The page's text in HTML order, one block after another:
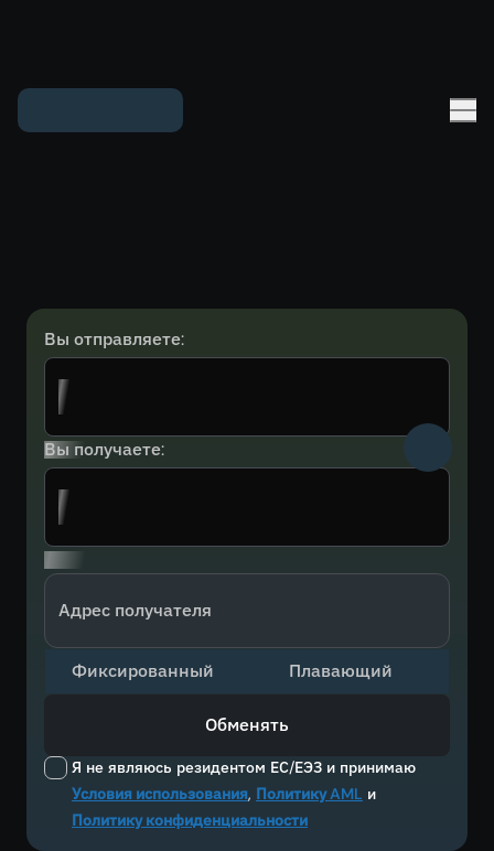
Вы отправляете:
Вы получаете:
Адрес получателя
Я не являюсь резидентом ЕС/ЕЭЗ и принимаю
Условия использования, Политику AML и
Политику конфиденциальности
Фиксированный Плавающий
Обменять